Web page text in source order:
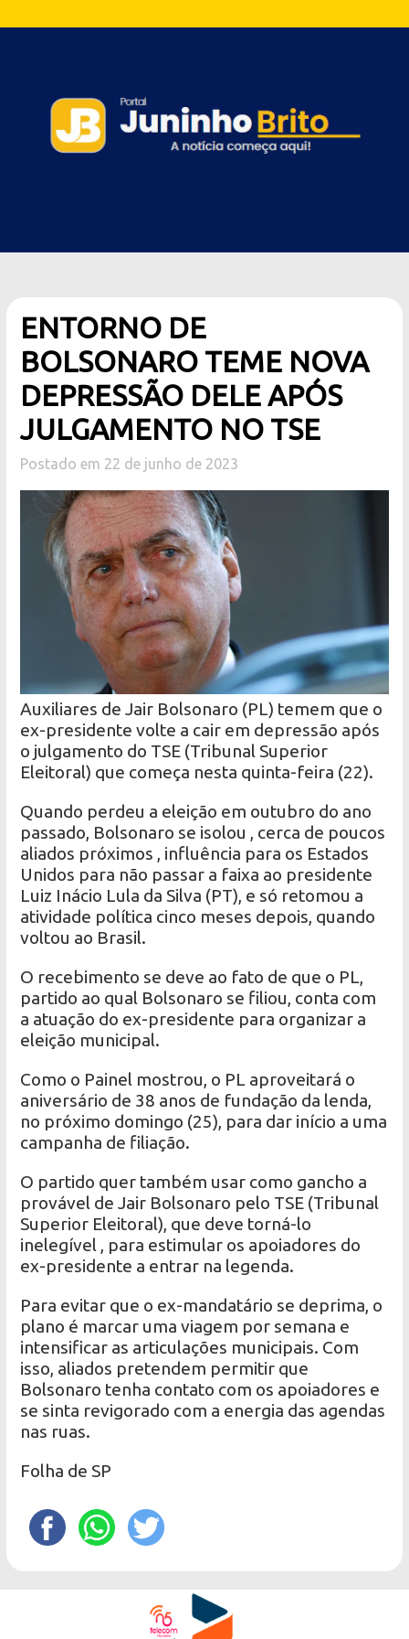
ENTORNO DE
BOLSONARO TEME NOVA
DEPRESSÃO DELE APÓS
JULGAMENTO NO TSE
Postado em 22 de junho de 2023
Auxiliares de Jair Bolsonaro (PL) temem que o
ex-presidente volte a cair em depressão após
o julgamento do TSE (Tribunal Superior
Eleitoral) que começa nesta quinta-feira (22).
Quando perdeu a eleição em outubro do ano
passado, Bolsonaro se isolou , cerca de poucos
aliados próximos , influência para os Estados
Unidos para não passar a faixa ao presidente
Luiz Inácio Lula da Silva (PT), e só retomou a
atividade política cinco meses depois, quando
voltou ao Brasil.
O recebimento se deve ao fato de que o PL,
partido ao qual Bolsonaro se filiou, conta com
a atuação do ex-presidente para organizar a
eleição municipal.
Como o Painel mostrou, o PL aproveitará o
aniversário de 38 anos de fundação da lenda,
no próximo domingo (25), para dar início a uma
campanha de filiação.
O partido quer também usar como gancho a
provável de Jair Bolsonaro pelo TSE (Tribunal
Superior Eleitoral), que deve torná-lo
inelegível , para estimular os apoiadores do
ex-presidente a entrar na legenda.
Para evitar que o ex-mandatário se deprima, o
plano é marcar uma viagem por semana e
intensificar as articulações municipais. Com
isso, aliados pretendem permitir que
Bolsonaro tenha contato com os apoiadores e
se sinta revigorado com a energia das agendas
nas ruas.
Folha de SP